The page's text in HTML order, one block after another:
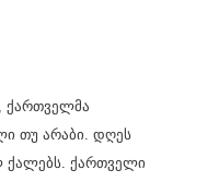
ქართველმა
თუ არაბი. დღეს
ქალებს. ქართველი